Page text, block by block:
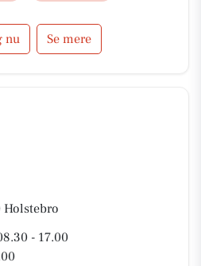
nu Se mere
Holstebro
- 17.00